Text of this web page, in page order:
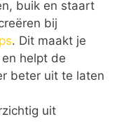
buik en staart
bij
. Dit maakt je
helpt de
beter uit te laten
uit